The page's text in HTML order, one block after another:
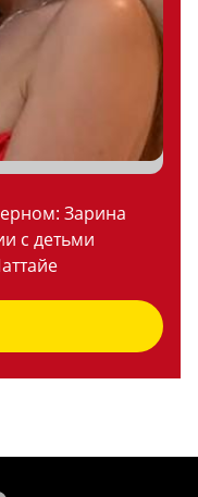
Зарина
с детьми